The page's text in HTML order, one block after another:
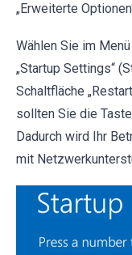
„Erweiterte
Wählen Sie im
„Startup Settings“
Schaltfläche
sollten Sie die Taste
Dadurch wird Ihr
mit